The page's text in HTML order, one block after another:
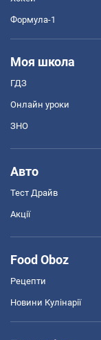
Формула-1
Моя школа
ГДЗ
Онлайн уроки
ЗНО
Авто
Тест Драйв
Акції
Food Oboz
Рецепти
Новини Кулінарії